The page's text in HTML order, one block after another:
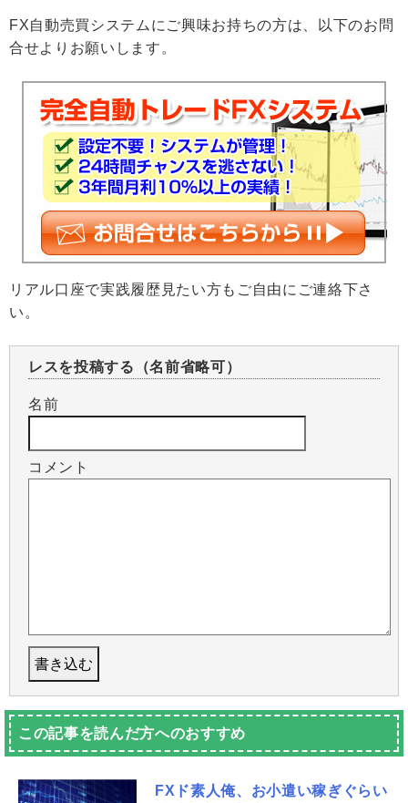
FX自動売買システムにご興味お持ちの方は、以下のお問
合せよりお願いします。
リアル口座で実践履歴見たい方もご自由にご連絡下さ
い。
レスを投稿する（名前省略可）
名前
コメント
この記事を読んだ方へのおすすめ
FXド素人俺、お小遣い稼ぎぐらい